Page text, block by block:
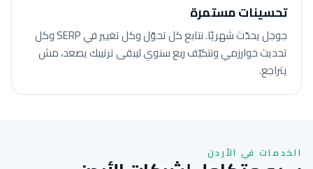
تحسينات مستمرة
جوجل يحدّث شهريًا. نتابع كل تحوّل وكل تغيير في SERP وكل
تحديث خوارزمي ونتكيّف ربع سنوي ليبقى ترتيبك يصعد، مش
يتراجع.
الخدمات في الأردن